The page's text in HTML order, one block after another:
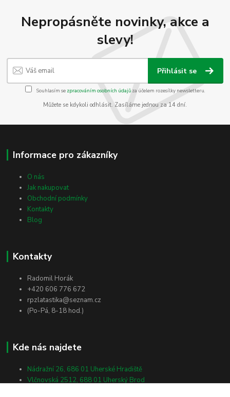
Nepropásněte novinky, akce a
slevy!
Přihlásit se
Souhlasím se zpracováním osobních údajůza účelem rozesílky newsletteru.
Můžete se kdykoli odhlásit. Zasíláme jednou za 14 dní.
Informace pro zákazníky
O nás
Jak nakupovat
Obchodní podmínky
Kontakty
Blog
Kontakty
Radomil Horák
+420 606 776 672
rpzlatastika@seznam.cz
(Po-Pá, 8-18 hod.)
Kde nás najdete
Nádražní 26, 686 01 Uherské Hradiště
Vlčnovská 2512, 688 01 Uherský Brod